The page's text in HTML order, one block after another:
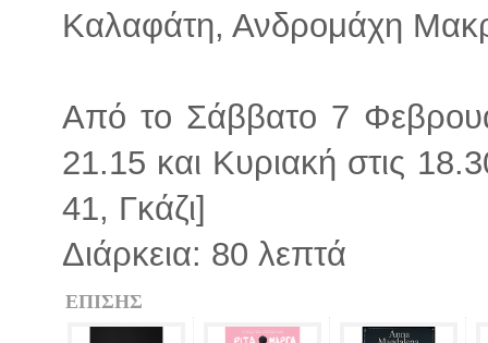
Καλαφάτη, Ανδρομάχη
Από το Σάββατο 7
21.15 και Κυριακή στις
41, Γκάζι]
Διάρκεια: 80 λεπτά
ΕΠΙΣΗΣ